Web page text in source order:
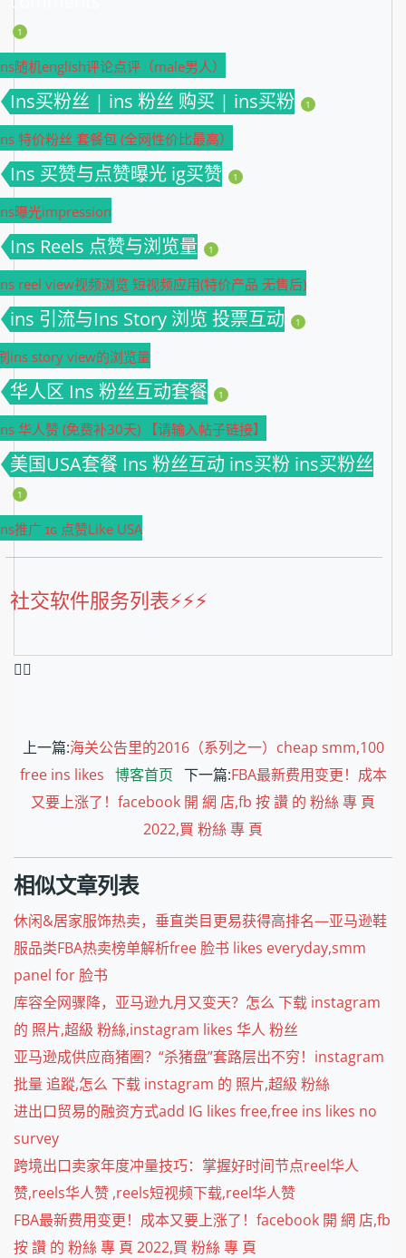
1
随机english评论点评（male男人）
Ins买粉丝 | ins 粉丝 购买 | ins买粉 1
特价粉丝 套餐包 (全网性价比最高）
Ins 买赞与点赞曝光 ig买赞 1
曝光impression
Ins Reels 点赞与浏览量 1
reel view视频浏览 短视频应用(特价产品 无售后)
ins 引流与Ins Story 浏览 投票互动 1
ins story view的浏览量
华人区 Ins 粉丝互动套餐 1
华人赞 (免费补30天) 【请输入帖子链接】
美国USA套餐 Ins 粉丝互动 ins买粉 ins买粉丝
1
推广 ɪɢ 点赞Like USA
社交软件服务列表⚡️⚡️⚡️
❤️‍🔥
上一篇:海关公告里的2016（系列之一）cheap smm,100
free ins likes 博客首页 下一篇:FBA最新费用变更！成本
又要上涨了！facebook 開 網 店,fb 按 讚 的 粉絲 專 頁
2022,買 粉絲 專 頁
相似文章列表
休闲&居家服饰热卖，垂直类目更易获得高排名—亚马逊鞋
服品类FBA热卖榜单解析free 脸书 likes everyday,smm
panel for 脸书
库容全网骤降，亚马逊九月又变天？怎么 下载 instagram
的 照片,超級 粉絲,instagram likes 华人 粉丝
亚马逊成供应商猪圈？“杀猪盘”套路层出不穷！instagram
批量 追蹤,怎么 下载 instagram 的 照片,超級 粉絲
进出口贸易的融资方式add IG likes free,free ins likes no
survey
跨境出口卖家年度冲量技巧：掌握好时间节点reel华人
赞,reels华人赞 ,reels短视频下载,reel华人赞
FBA最新费用变更！成本又要上涨了！facebook 開 網 店,fb
按 讚 的 粉絲 專 頁 2022,買 粉絲 專 頁